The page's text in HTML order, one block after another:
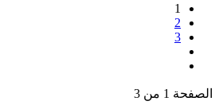
1
2
3
الصفحة 1 من 3